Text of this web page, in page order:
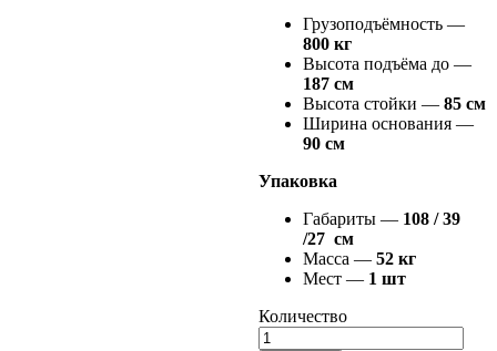
Грузоподъёмность —
800 кг
Высота подъёма до —
187 см
Высота стойки —85 см
Ширина основания —
90 см
Упаковка
Габариты — 108 / 39
/27 см
Масса — 52 кг
Мест — 1 шт
Количество